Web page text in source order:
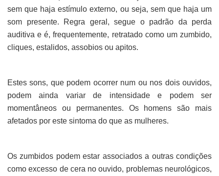
sem que haja estímulo externo, ou seja, sem que haja um
som presente. Regra geral, segue o padrão da perda
auditiva e é, frequentemente, retratado como um zumbido,
cliques, estalidos, assobios ou apitos.
Estes sons, que podem ocorrer num ou nos dois ouvidos,
podem ainda variar de intensidade e podem ser
momentâneos ou permanentes. Os homens são mais
afetados por este sintoma do que as mulheres.
Os zumbidos podem estar associados a outras condições
como excesso de cera no ouvido, problemas neurológicos,